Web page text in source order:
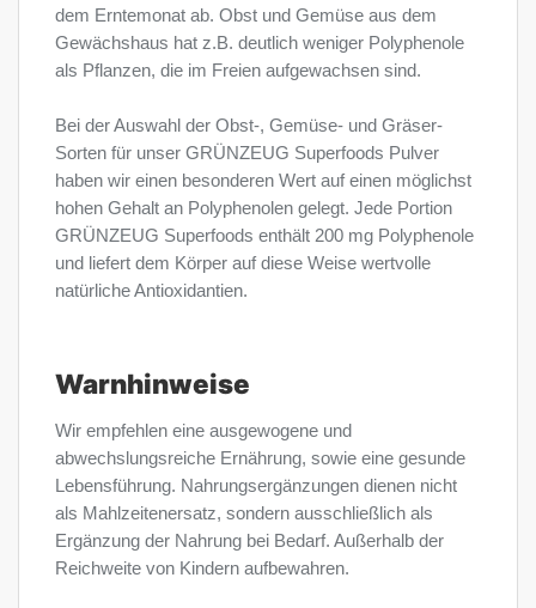
dem Erntemonat ab. Obst und Gemüse aus dem
Gewächshaus hat z.B. deutlich weniger Polyphenole
als Pflanzen, die im Freien aufgewachsen sind.
Bei der Auswahl der Obst-, Gemüse- und Gräser-
Sorten für unser GRÜNZEUG Superfoods Pulver
haben wir einen besonderen Wert auf einen möglichst
hohen Gehalt an Polyphenolen gelegt. Jede Portion
GRÜNZEUG Superfoods enthält 200 mg Polyphenole
und liefert dem Körper auf diese Weise wertvolle
natürliche Antioxidantien.
Warnhinweise
Wir empfehlen eine ausgewogene und
abwechslungsreiche Ernährung, sowie eine gesunde
Lebensführung. Nahrungsergänzungen dienen nicht
als Mahlzeitenersatz, sondern ausschließlich als
Ergänzung der Nahrung bei Bedarf. Außerhalb der
Reichweite von Kindern aufbewahren.